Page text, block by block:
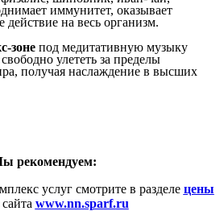
иммунитет, оказывает
на весь организм.
зоне под медитативную музыку
улететь за пределы
получая наслаждение в высших
рекомендуем:
смотрите в разделе цены
www.nn.sparf.ru